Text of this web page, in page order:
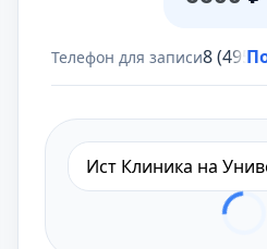
Телефон для записи8 (495)
Ист Клиника на